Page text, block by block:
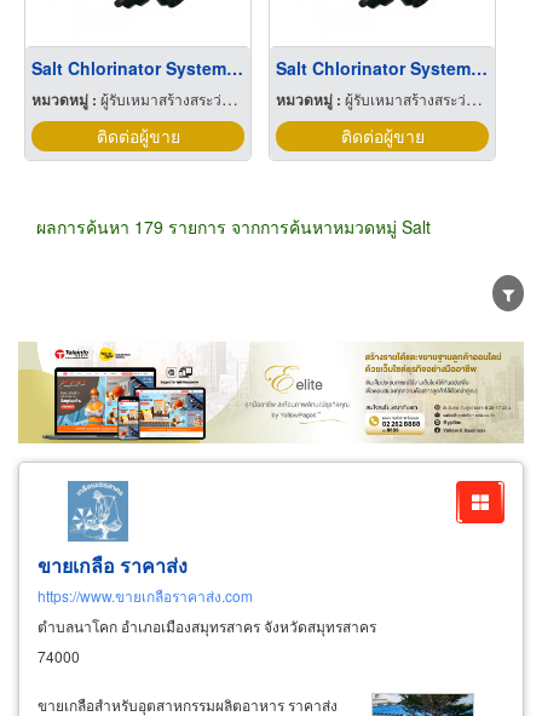
Salt Chlorinator System - ระบบบำบัดน้ำด้วยเกลือธรรมชาติ
หมวดหมู่ : ผู้รับเหมาสร้างสระว่ายน้ำ
ติดต่อผู้ขาย
Salt Chlorinator System - ระบบบำบัดน้ำด้วยเกลือธรรมชาติ
หมวดหมู่ :ผู้รับเหมาสร้างสระว่ายน้ำ
ติดต่อผู้ขาย
ผลการค้นหา 179 รายการ จากการค้นหาหมวดหมู่ Salt
ขายส่ง ขายปลีก ผู้ผลิต
ตัวแทนจัดจำหน่าย
ผู้ส่งออก/นำเข้า
ธุรกิจบริการ
ขายเกลือ ราคาส่ง
https://www.ขายเกลือราคาส่ง.com
ตำบลนาโคก อำเภอเมืองสมุทรสาคร จังหวัดสมุทรสาคร
74000
ขายเกลือสำหรับอุตสาหกรรมผลิตอาหาร ราคาส่ง